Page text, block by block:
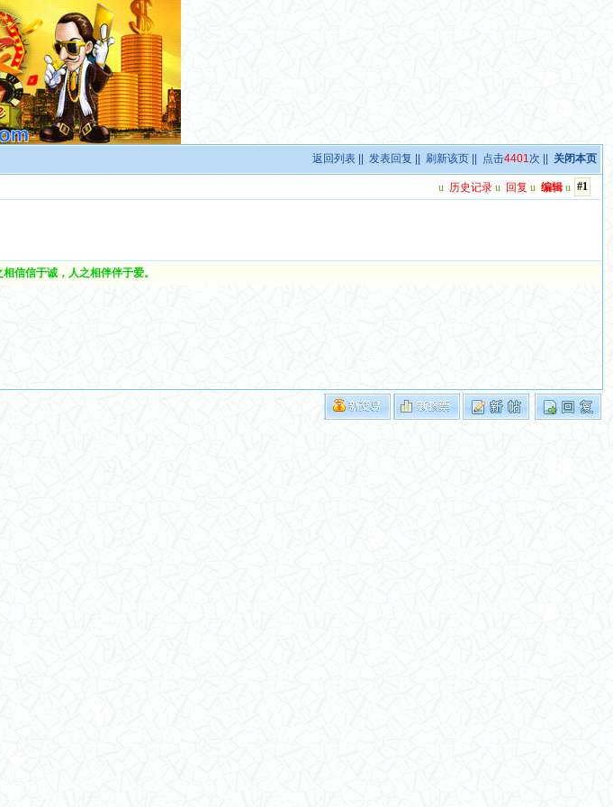
返回列表 ||发表回复 ||刷新该页 || 点击4401次 || 关闭本页
#1
u 历史记录 u 回复 u 编辑 u
信信于诚，人之相伴伴于爱。